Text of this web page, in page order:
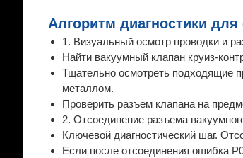
Алгоритм диагностики для
1. Визуальный осмотр проводки и
Найти вакуумный клапан круиз-
Тщательно осмотреть подходящие
металлом.
Проверить разъем клапана на
2. Отсоединение разъема
Ключевой диагностический шаг.
Если после отсоединения ошибка